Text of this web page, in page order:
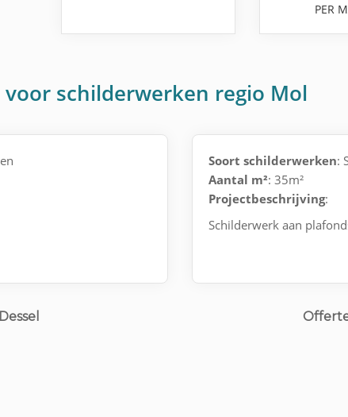
PER
schilderwerken regio Mol
Soort schilderwerken:
Aantal m²: 35m²
Projectbeschrijving:
Schilderwerk aan